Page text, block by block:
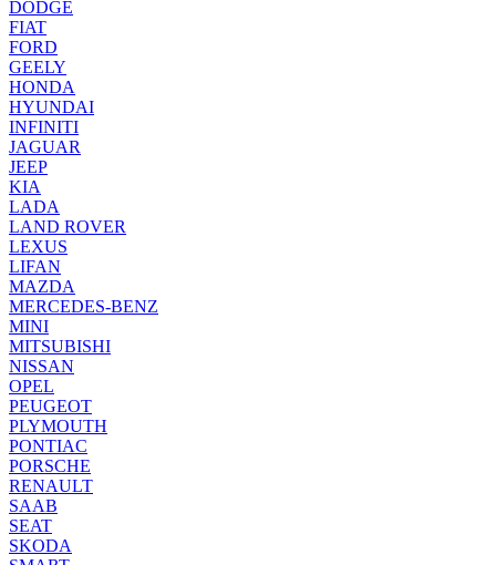
DODGE
FIAT
FORD
GEELY
HONDA
HYUNDAI
INFINITI
JAGUAR
JEEP
KIA
LADA
LAND ROVER
LEXUS
LIFAN
MAZDA
MERCEDES-BENZ
MINI
MITSUBISHI
NISSAN
OPEL
PEUGEOT
PLYMOUTH
PONTIAC
PORSCHE
RENAULT
SAAB
SEAT
SKODA